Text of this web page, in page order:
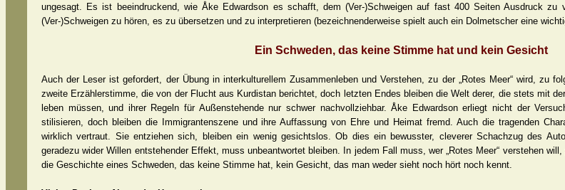
ungesagt. Es ist beeindruckend, wie Åke Edwardson es schafft, dem (Ver-)Schweigen auf fast 400 Seiten Ausdruck zu
(Ver-)Schweigen zu hören, es zu übersetzen und zu interpretieren (bezeichnenderweise spielt auch ein Dolmetscher eine
Ein Schweden, das keine Stimme hat und kein Gesicht
Auch der Leser ist gefordert, der Übung in interkulturellem Zusammenleben und Verstehen, zu der „Rotes Meer“ wird, zu
zweite Erzählerstimme, die von der Flucht aus Kurdistan berichtet, doch letzten Endes bleiben die Welt derer, die stets mit
leben müssen, und ihrer Regeln für Außenstehende nur schwer nachvollziehbar. Åke Edwardson erliegt nicht der
stilisieren, doch bleiben die Immigrantenszene und ihre Auffassung von Ehre und Heimat fremd. Auch die tragenden
wirklich vertraut. Sie entziehen sich, bleiben ein wenig gesichtslos. Ob dies ein bewusster, cleverer Schachzug des
geradezu wider Willen entstehender Effekt, muss unbeantwortet bleiben. In jedem Fall muss, wer „Rotes Meer“ verstehen
die Geschichte eines Schweden, das keine Stimme hat, kein Gesicht, das man weder sieht noch hört noch kennt.